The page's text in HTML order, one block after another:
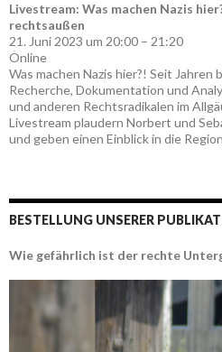
Livestream: Was machen Nazis
rechtsaußen
21. Juni 2023 um 20:00 – 21:20
Online
Was machen Nazis hier?! Seit
Recherche, Dokumentation und
und anderen Rechtsradikalen im
Livestream plaudern Norbert und
und geben einen Einblick in die
BESTELLUNG UNSERER
Wie gefährlich ist der rechte